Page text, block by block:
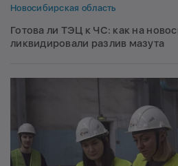
Новосибирская область
Готова ли ТЭЦ к ЧС: как на новосибирской ТЭЦ-4
ликвидировали разлив мазута